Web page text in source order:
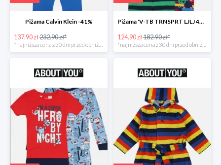
Piżama Calvin Klein -41%
137.90 zł232.90 zł*
*najniższa cena z 30 dni przed obniżką
Piżama 'V-TB TRNSPRT LJLJ 4PC' GAP -32%
124.90 zł182.90 zł*
*najniższa cena z 30 dni przed obniżką